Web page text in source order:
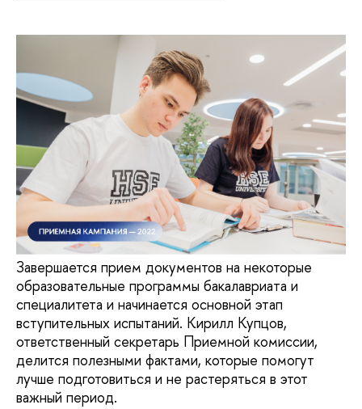
Завершается прием документов на некоторые
образовательные программы бакалавриата и
специалитета и начинается основной этап
вступительных испытаний. Кирилл Купцов,
ответственный секретарь Приемной комиссии,
делится полезными фактами, которые помогут
лучше подготовиться и не растеряться в этот
важный период.